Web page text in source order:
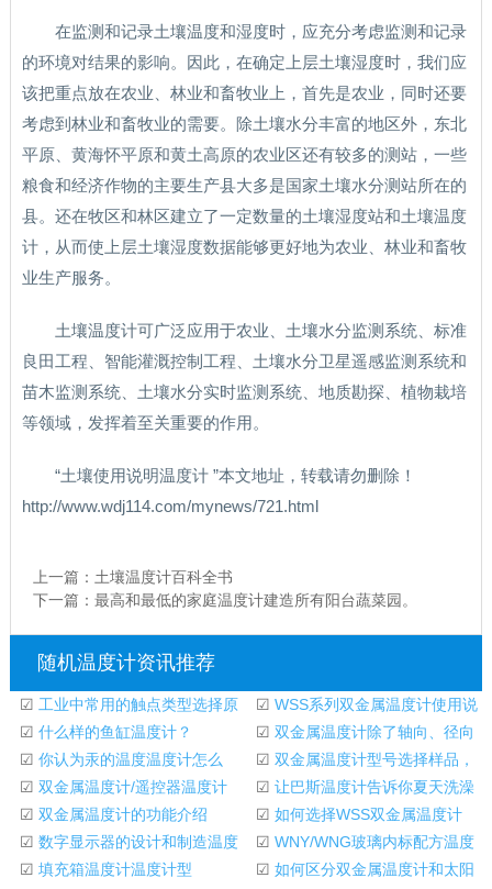
在监测和记录土壤温度和湿度时，应充分考虑监测和记录
的环境对结果的影响。因此，在确定上层土壤湿度时，我们应
该把重点放在农业、林业和畜牧业上，首先是农业，同时还要
考虑到林业和畜牧业的需要。除土壤水分丰富的地区外，东北
平原、黄海怀平原和黄土高原的农业区还有较多的测站，一些
粮食和经济作物的主要生产县大多是国家土壤水分测站所在的
县。还在牧区和林区建立了一定数量的土壤湿度站和土壤温度
计，从而使上层土壤湿度数据能够更好地为农业、林业和畜牧
业生产服务。
土壤温度计可广泛应用于农业、土壤水分监测系统、标准
良田工程、智能灌溉控制工程、土壤水分卫星遥感监测系统和
苗木监测系统、土壤水分实时监测系统、地质勘探、植物栽培
等领域，发挥着至关重要的作用。
“土壤使用说明温度计 ”本文地址，转载请勿删除！
http://www.wdj114.com/mynews/721.html
上一篇： 土壤温度计百科全书
下一篇： 最高和最低的家庭温度计建造所有阳台蔬菜园。
随机温度计资讯推荐
☑ 工业中常用的触点类型选择原
则温度计
☑ WSS系列双金属温度计使用说
明
☑ 什么样的鱼缸温度计？ ☑ 双金属温度计除了轴向、径向
和通用型，还有
☑ 你认为汞的温度温度计怎么
样？
☑ 双金属温度计型号选择样品，
常州瑞明仪器厂
☑ 双金属温度计/遥控器温度计 ☑ 让巴斯温度计告诉你夏天洗澡
水的最佳温度。
☑ 双金属温度计的功能介绍 ☑ 如何选择WSS双金属温度计
☑ 数字显示器的设计和制造温度
计
☑ WNY/WNG玻璃内标配方温度
计
☑ 填充箱温度计温度计型
☑ 如何区分双金属温度计和太阳